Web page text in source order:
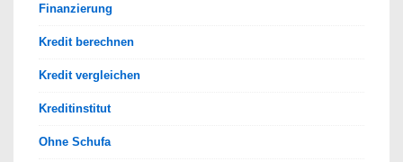
Finanzierung
Kredit berechnen
Kredit vergleichen
Kreditinstitut
Ohne Schufa